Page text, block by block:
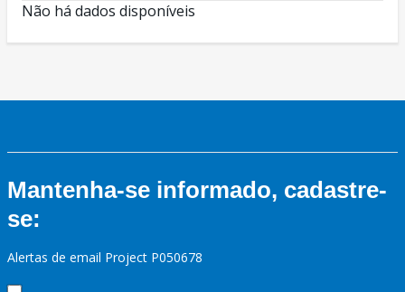
Não há dados disponíveis
Mantenha-se informado, cadastre-
se:
Alertas de email Project P050678